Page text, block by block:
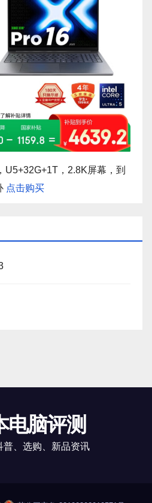
U5+32G+1T，2.8K屏幕，到
点击购买
电脑评测
普、选购、新品资讯